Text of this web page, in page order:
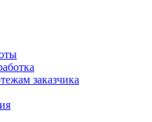
заказчика